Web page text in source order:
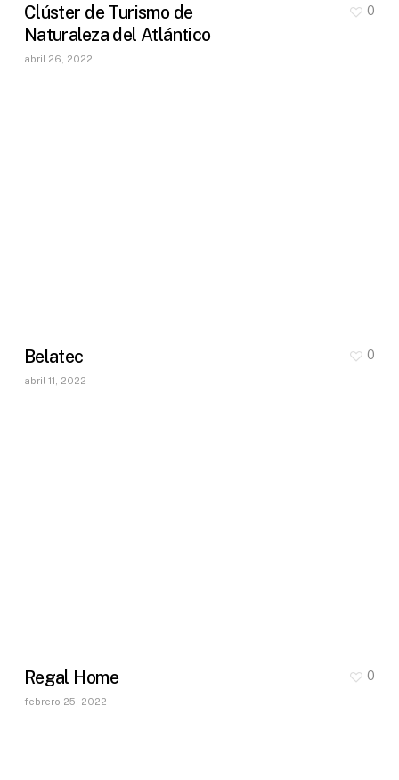
Clúster de Turismo de
Naturaleza del Atlántico
abril 26, 2022
0
Belatec
abril 11, 2022
0
Regal Home
febrero 25, 2022
0